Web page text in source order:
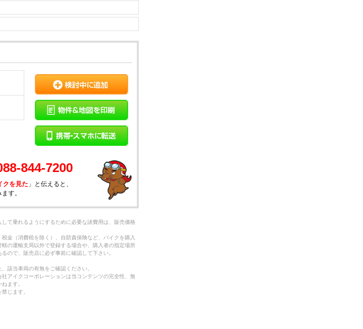
844-7200
クを見た 」と伝えると、
す。
て乗れるようにするために必要な諸費用は、販売価格
金（消費税を除く）、自賠責保険など、バイクを購入
の運輸支局以外で登録する場合や、購入者の指定場所
ので、販売店に必ず事前に確認して下さい。
該当車両の有無をご確認ください。
アイクコーポレーションは当コンテンツの完全性、無
ます。
じます。